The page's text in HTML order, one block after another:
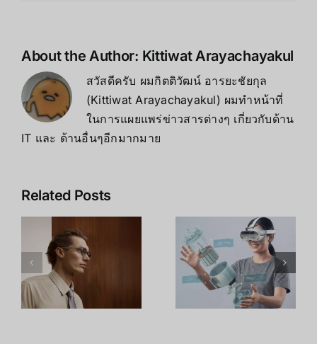
About the Author: Kittiwat Arayachayakul
สวัสดีครับ ผมกิตติวัฒน์ อารยะชัยกุล
(Kittiwat Arayachayakul) ผมทำหน้าที่
ในการแผยแพร่ข่าวสารต่างๆ เกี่ยวกับด้าน
IT และ ด้านอื่นๆอีกมากมาย
Related PostsLeap
Controller
2: เมื่อ Hand
Tracking
กลายเป็น
เทคโนโลยีที่
D435i: สุด
ยอดกล้อง
Depth
Camera
พร้อม IMU